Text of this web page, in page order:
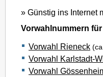
» Günstig ins Internet
Vorwahlnummern
Vorwahl Rieneck
Vorwahl Karlstadt-
Vorwahl